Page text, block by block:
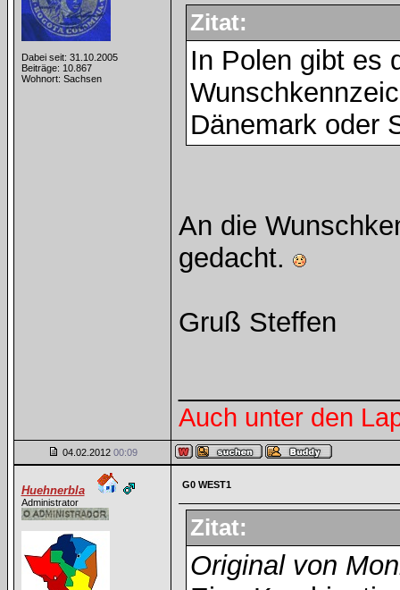
Dabei seit: 31.10.2005
Beiträge: 10.867
Wohnort: Sachsen
Zitat:
In Polen gibt es
Dänemark oder
An die
gedacht.
Gruß Steffen
Auch unter den
04.02.2012 00:09
Huehnerbla
Administrator
G0 WEST1
Zitat:
Original von